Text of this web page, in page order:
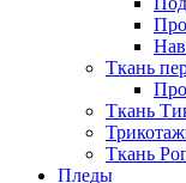
Ткань
Ткань
Ткань
Пледы